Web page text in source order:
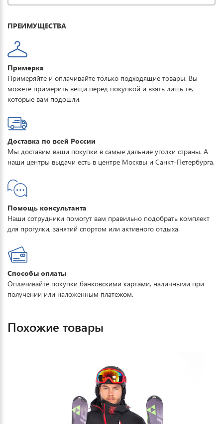
комфорт. Купить горнолыжный комбинезон мужской FORCELAB
прогулок. Рекомендации по утеплению:
–5…–15°C — термобельё + флис;
–15…–25°C — термобельё + утепляющий слой;
ниже –25°C — термобельё + утепляющий слой +
дополнительная защита.
ПРЕИМУЩЕСТВА
Примерка
Примеряйте и оплачивайте только подходящие товары. Вы
можете примерить вещи перед покупкой и взять лишь те,
которые вам подошли.
Доставка по всей России
Мы доставим ваши покупки в самые дальние уголки страны. А
наши центры выдачи есть в центре Москвы и Санкт-Петербурга.
Помощь консультанта
Наши сотрудники помогут вам правильно подобрать комплект
для прогулки, занятий спортом или активного отдыха.
Способы оплаты
Оплачивайте покупки банковскими картами, наличными при
получении или наложенным платежом.
Похожие товары